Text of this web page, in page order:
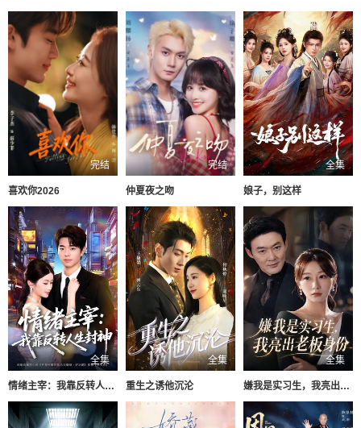
完结
喜欢你2026
完结
仲夏夜之吻
全集
娘子，别这样
全集
情绪主宰：我靠反转人生封神
全集
重生之诱他沉沦
全集
嫌我是实习生，我亮出老板身份